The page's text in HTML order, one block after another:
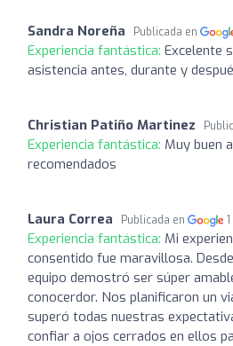
Sandra Noreña Publicada en
Experiencia fantástica: Excelente
asistencia antes, durante y
Christian Patiño Martinez
Experiencia fantástica: Muy buen
recomendados
Laura Correa Publicada en
Experiencia fantástica: Mi
consentido fue maravillosa.
equipo demostró ser súper
conocerdor. Nos planificaron un
superó todas nuestras
confiar a ojos cerrados en ellos